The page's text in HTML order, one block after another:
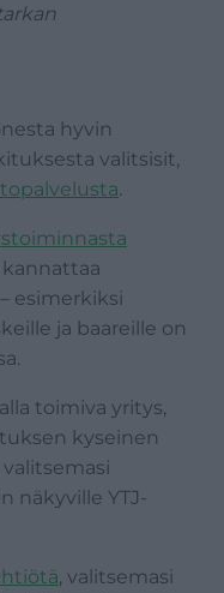
hyvin
valitsisit,
esimerkiksi
ja baareille on
toimiva yritys,
kyseinen
näkyville YTJ-
, valitsemasi